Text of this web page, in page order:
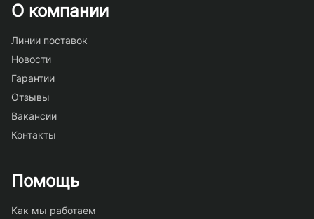
О компании
Линии поставок
Новости
Гарантии
Отзывы
Вакансии
Контакты
Помощь
Как мы работаем